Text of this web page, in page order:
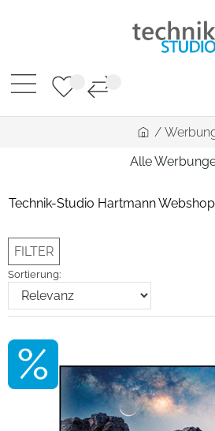
/
Alle
Technik-Studio Hartmann
FILTER
Sortierung: